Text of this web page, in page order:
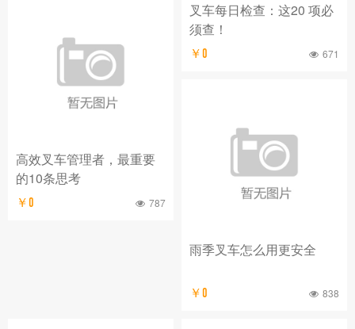
高效叉车管理者，最重要
的10条思考
￥0 787
叉车每日检查：这20 项必
须查！
￥0 671
雨季叉车怎么用更安全
￥0 838